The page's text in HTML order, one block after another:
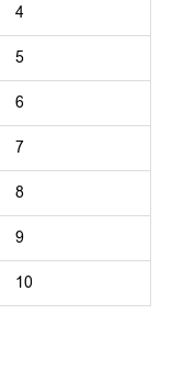
4
5
6
7
8
9
10